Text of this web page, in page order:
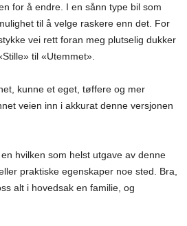
for å endre. I en sånn type bil som
til å velge raskere enn det. For
vei rett foran meg plutselig dukker
til «Utemmet».
kunne et eget, tøffere og mer
veien inn i akkurat denne versjonen
hvilken som helst utgave av denne
praktiske egenskaper noe sted. Bra,
alt i hovedsak en familie, og